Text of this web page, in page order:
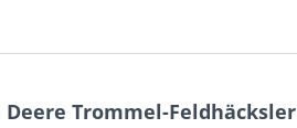
Trommel-Feldhäcksler